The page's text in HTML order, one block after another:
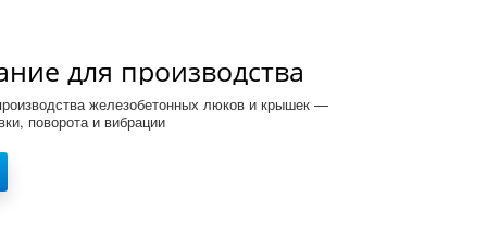
для производства
люков/крышек,
железобетонных люков и крышек —
поворота и вибрации